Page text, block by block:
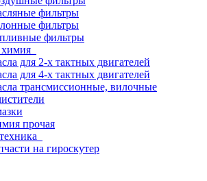
фильтры
фильтры
фильтры
для 2-х тактных двигателей
для 4-х тактных двигателей
трансмиссионные, вилочные
прочая
на гироскутер